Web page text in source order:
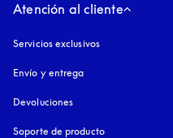
Atención al cliente
Servicios exclusivos
Envío y entrega
Devoluciones
Soporte de producto